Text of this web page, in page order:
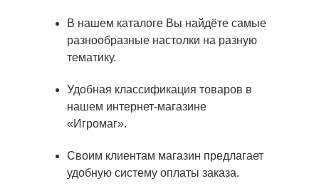
В нашем каталоге Вы найдёте самые
разнообразные настолки на разную
тематику.
Удобная классификация товаров в
нашем интернет-магазине
«Игромаг».
Своим клиентам магазин предлагает
удобную систему оплаты заказа.